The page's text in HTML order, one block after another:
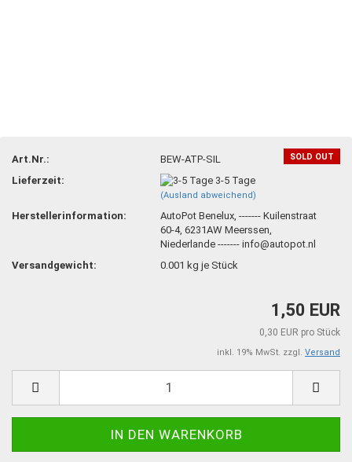
SOLD OUT
Art.Nr.:
BEW-ATP-SIL
Lieferzeit:
3-5 Tage
(Ausland abweichend)
Herstellerinformation:
AutoPot Benelux, ------- Kuilenstraat
60-4, 6231AW Meerssen,
Niederlande ------- info@autopot.nl
Versandgewicht:
0.001 kg je Stück
1,50 EUR
0,30 EUR pro Stück
inkl. 19% MwSt. zzgl. Versand